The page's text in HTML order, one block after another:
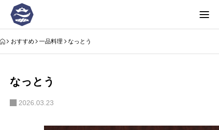
おすすめ 一品料理 なっとう
なっとう
2026.03.23